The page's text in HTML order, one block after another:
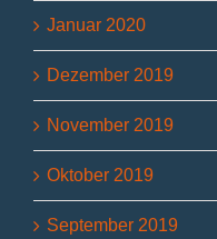
Januar 2020
Dezember 2019
November 2019
Oktober 2019
September 2019